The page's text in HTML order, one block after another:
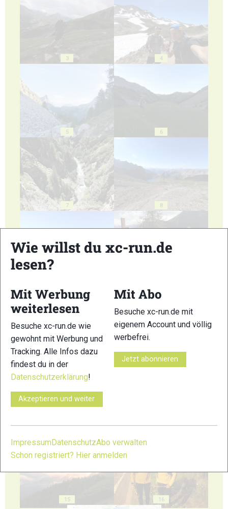
3 4
5 6
7 8
11 12
13 14
15 16
Wie willst du xc-run.de
lesen?
Mit Werbung
weiterlesen
Besuche xc-run.de wie
gewohnt mit Werbung und
Tracking. Alle Infos dazu
findest du in der
Datenschutzerklärung!
Akzeptieren und weiter
Mit Abo
Besuche xc-run.de mit
eigenem Account und völlig
werbefrei.
Jetzt abonnieren
Impressum DatenschutzAbo verwalten
Schon registriert? Hier anmelden